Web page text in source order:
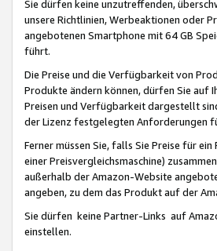
Sie dürfen keine unzutreffenden,
unsere Richtlinien, Werbeaktionen oder
angebotenen Smartphone mit 64 GB
führt.
Die Preise und die Verfügbarkeit von
Produkte ändern können, dürfen Sie auf
Preisen und Verfügbarkeit dargestellt
der Lizenz festgelegten Anforderungen
Ferner müssen Sie, falls Sie Preise für
einer Preisvergleichsmaschine)
außerhalb der Amazon-Website
angeben, zu dem das Produkt auf der
Sie dürfen keine Partner-Links auf
einstellen.